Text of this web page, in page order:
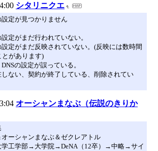
シタリニクエ
設定が見つかりません
定がまだ行われていない。
設定がまだ反映されていない。(反映には数時間
とがあります)
の設定が誤っている。
ない、契約が終了している、削除されてい
オーシャンまなぶ（伝説のきりか
ーシャンまなぶ＆ゼクレアトル
学工学部→大学院→DeNA（12卒）→中略→サイ